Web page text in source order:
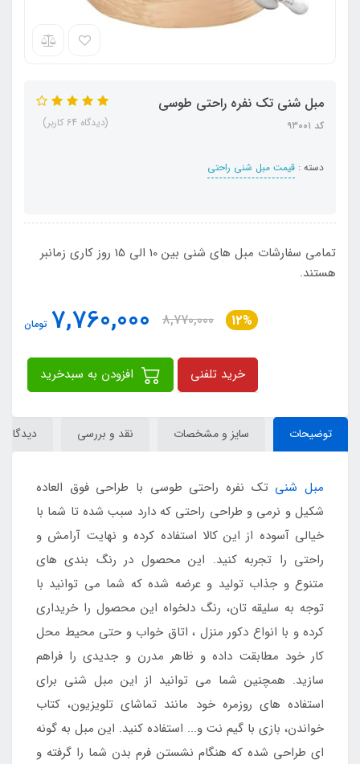
مبل شنی تک نفره راحتی طوسی
کد ۹۳۰۰۱
دسته : قیمت مبل شنی راحتی
(دیدگاه 64 کاربر)
تمامی سفارشات مبل های شنی بین 10 الی 15 روز کاری زمانبر
هستند.
12%
8,770,000
7,760,000 تومان
خرید تلفنی
توضیحات سایز و مشخصات نقد و بررسی
مبل شنی تک نفره راحتی طوسی با طراحی فوق العاده
شکیل و نرمی و طراحی راحتی که دارد سبب شده تا شما با
خیالی آسوده از این کالا استفاده کرده و نهایت آرامش و
راحتی را تجربه کنید. این محصول در رنگ بندی های
متنوع و جذاب تولید و عرضه شده که شما می توانید با
توجه به سلیقه تان، رنگ دلخواه این محصول را خریداری
کرده و با انواع دکور منزل ، اتاق خواب و حتی محیط محل
کار خود مطابقت داده و ظاهر مدرن و جدیدی را فراهم
سازید. همچنین شما می توانید از این مبل شنی برای
استفاده های روزمره خود مانند تماشای تلویزیون، کتاب
خواندن، بازی با گیم نت و... استفاده کنید. این مبل به گونه
ای طراحی شده که هنگام نشستن فرم بدن شما را گرفته و